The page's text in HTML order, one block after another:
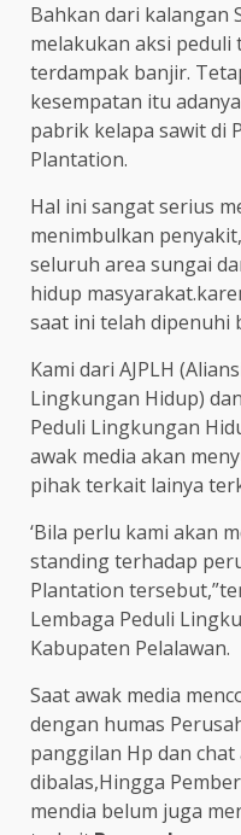
Bahkan dari kalangan
melakukan aksi
terdampak banjir.
kesempatan itu
pabrik kelapa sawit di
Plantation.
Hal ini sangat serius
menimbulkan
seluruh area sungai
hidup
saat ini telah dipenuhi
Kami dari AJPLH
Lingkungan Hidup)
Peduli Lingkungan
awak media akan
pihak terkait lainya
‘Bila perlu kami akan
standing terhadap
Plantation
Lembaga Peduli
Kabupaten Pelalawan.
Saat awak media
dengan humas
panggilan Hp dan
dibalas,Hingga
mendia belum juga